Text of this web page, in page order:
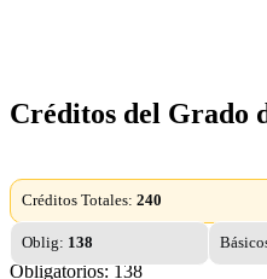
Créditos del Grado
Créditos Totales: 240
Oblig: 138
Obligatorios: 138